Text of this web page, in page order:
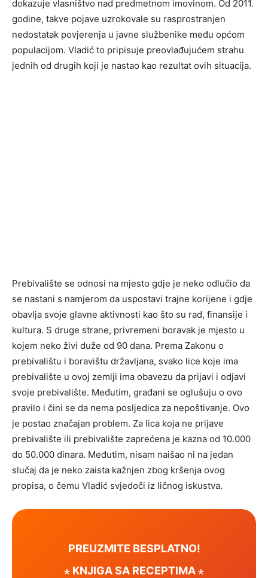
dokazuje vlasništvo nad predmetnom imovinom. Od 2011.
godine, takve pojave uzrokovale su rasprostranjen
nedostatak povjerenja u javne službenike među općom
populacijom. Vladić to pripisuje preovlađujućem strahu
jednih od drugih koji je nastao kao rezultat ovih situacija.
Prebivalište se odnosi na mjesto gdje je neko odlučio da
se nastani s namjerom da uspostavi trajne korijene i gdje
obavlja svoje glavne aktivnosti kao što su rad, finansije i
kultura. S druge strane, privremeni boravak je mjesto u
kojem neko živi duže od 90 dana. Prema Zakonu o
prebivalištu i boravištu državljana, svako lice koje ima
prebivalište u ovoj zemlji ima obavezu da prijavi i odjavi
svoje prebivalište. Međutim, građani se oglušuju o ovo
pravilo i čini se da nema posljedica za nepoštivanje. Ovo
je postao značajan problem. Za lica koja ne prijave
prebivalište ili prebivalište zaprećena je kazna od 10.000
do 50.000 dinara. Međutim, nisam naišao ni na jedan
slučaj da je neko zaista kažnjen zbog kršenja ovog
propisa, o čemu Vladić svjedoči iz ličnog iskustva.
PREUZMITE BESPLATNO!
⋆ KNJIGA SA RECEPTIMA ⋆